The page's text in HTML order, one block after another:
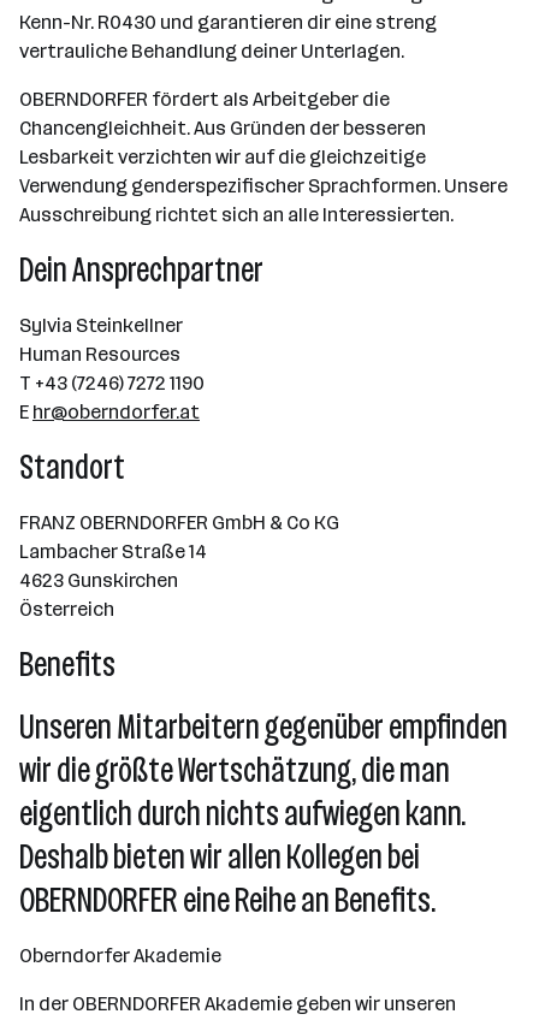
Kenn-Nr. R0430 und garantieren dir eine streng
vertrauliche Behandlung deiner Unterlagen.
OBERNDORFER fördert als Arbeitgeber die
Chancengleichheit. Aus Gründen der besseren
Lesbarkeit verzichten wir auf die gleichzeitige
Verwendung genderspezifischer Sprachformen. Unsere
Ausschreibung richtet sich an alle Interessierten.
Dein Ansprechpartner
Sylvia Steinkellner
Human Resources
T +43 (7246) 7272 1190
E hr@oberndorfer.at
Standort
FRANZ OBERNDORFER GmbH & Co KG
Lambacher Straße 14
4623 Gunskirchen
Österreich
Benefits
Unseren Mitarbeitern gegenüber empfinden
wir die größte Wertschätzung, die man
eigentlich durch nichts aufwiegen kann.
Deshalb bieten wir allen Kollegen bei
OBERNDORFER eine Reihe an Benefits.
Oberndorfer Akademie
In der OBERNDORFER Akademie geben wir unseren